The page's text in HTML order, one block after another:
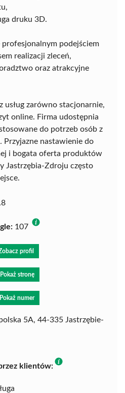
druku 3D.
podejściem
realizacji zleceń,
oraz atrakcyjne
usług zarówno stacjonarnie,
online. Firma udostępnia
do potrzeb osób z
Przyjazne nastawienie do
i bogata oferta produktów
Jastrzębia-Zdroju często
107
profil
Pokaż stronę
Pokaż numer
5A, 44-335 Jastrzębie-
klientów: